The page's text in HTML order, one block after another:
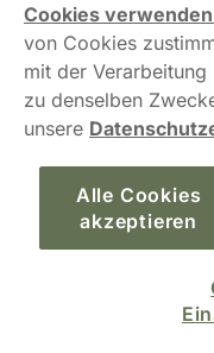
63,60 €
Links
Über uns
Cookies verwenden
von Cookies
mit der
zu denselben
unsere
Alle Cookies
akzeptieren